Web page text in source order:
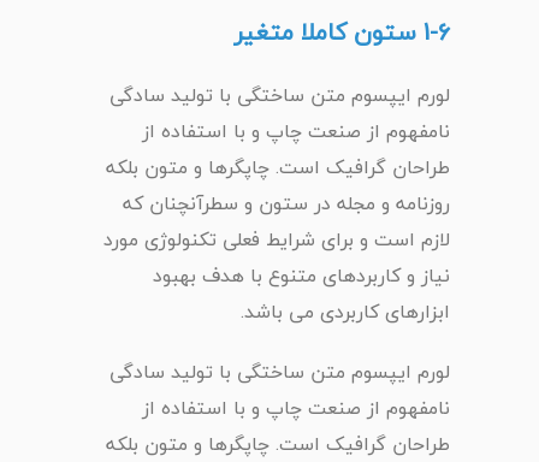
1-6 ستون کاملا متغیر
لورم ایپسوم متن ساختگی با تولید سادگی
نامفهوم از صنعت چاپ و با استفاده از
طراحان گرافیک است. چاپگرها و متون بلکه
روزنامه و مجله در ستون و سطرآنچنان که
لازم است و برای شرایط فعلی تکنولوژی مورد
نیاز و کاربردهای متنوع با هدف بهبود
ابزارهای کاربردی می باشد.
لورم ایپسوم متن ساختگی با تولید سادگی
نامفهوم از صنعت چاپ و با استفاده از
طراحان گرافیک است. چاپگرها و متون بلکه